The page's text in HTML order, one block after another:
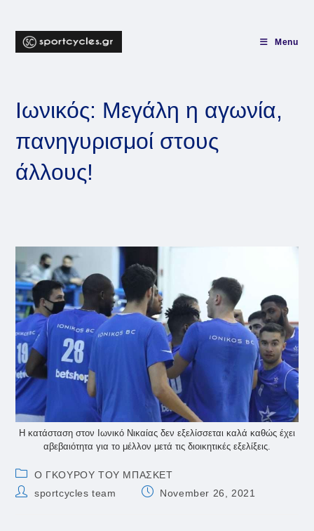
content
Menu
Ιωνικός: Μεγάλη η αγωνία,
πανηγυρισμοί στους
άλλους!
Η κατάσταση στον Ιωνικό Νικαίας δεν εξελίσσεται καλά καθώς έχει
αβεβαιότητα για το μέλλον μετά τις διοικητικές εξελίξεις.
Post
category:
Ο ΓΚΟΥΡΟΥ ΤΟΥ ΜΠΑΣΚΕΤ
Postsportcycles team
PostNovember 26, 2021